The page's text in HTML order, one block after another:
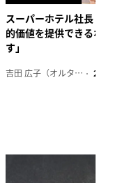
スーパーホテル社長「地域
的価値を提供できるホテル
す」
吉田 広子（オルタナ輪番編集長） 2026年6